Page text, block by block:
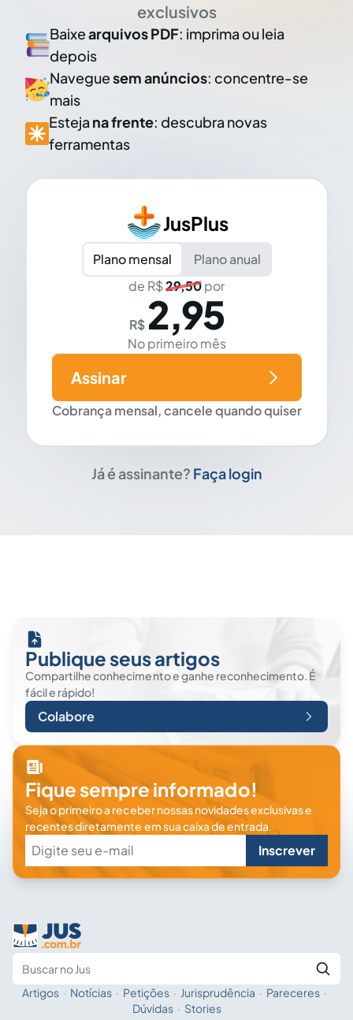
exclusivos
Baixearquivos PDF: imprima ou leia
depois
Naveguesem anúncios: concentre-se
mais
Esteja na frente: descubra novas
ferramentas
JusPlus
Plano mensal
Plano anual
de R$29,50por
R$ 2,95
No primeiro mês
Cobrança mensal, cancele quando quiser
Assinar
Já é assinante? Faça login
Publique seus artigos
Compartilhe conhecimento e ganhe reconhecimento. É
fácil e rápido!
Colabore
Fique sempre informado!
Seja o primeiro a receber nossas novidades exclusivas e
recentes diretamente em sua caixa de entrada.
Inscrever
Fale com a IA
Artigos · Notícias · Petições · Jurisprudência · Pareceres ·
Dúvidas · Stories